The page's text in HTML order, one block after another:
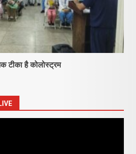
टीका है कोलोस्ट्रम